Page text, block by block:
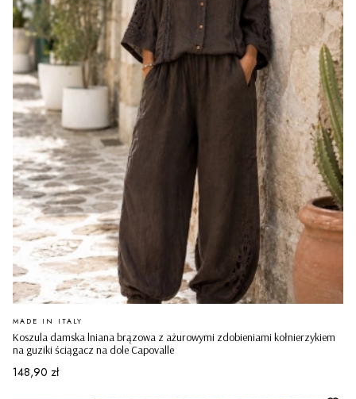
Koszula damska lniana brązowa z ażurowymi zdobieniami kołnierzykiem
na guziki ściągacz na dole Capovalle
PRODUCENT
MADE IN ITALY
Cena
148,90 zł